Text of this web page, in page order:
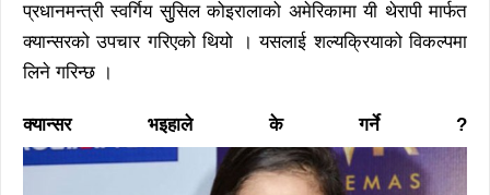
प्रधानमन्त्री स्वर्गिय सुुसिल कोइरालाको अमेरिकामा यी थेरापी मार्फत
क्यान्सरको उपचार गरिएको थियो । यसलाई शल्यक्रियाको विकल्पमा
लिने गरिन्छ ।
क्यान्सर भइहाले के गर्ने ?